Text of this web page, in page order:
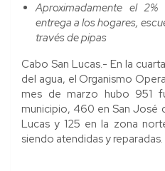
Aproximadamente el
entrega a los hogares,
través de pipas
Cabo San Lucas.- En la
del agua, el Organismo
mes de marzo hubo 951
municipio, 460 en San José
Lucas y 125 en la zona
siendo atendidas y reparadas.